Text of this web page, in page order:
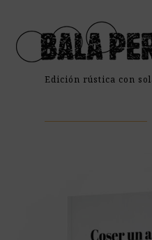
content
mobile
menu
mobile
menu
Edición rústica con